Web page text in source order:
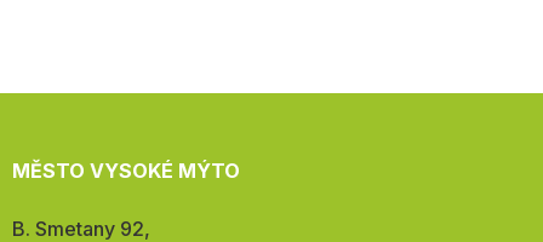
MĚSTO VYSOKÉ MÝTO
Adresa:
B. Smetany 92,